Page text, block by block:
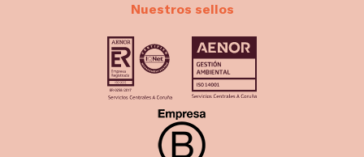
Nuestros sellos